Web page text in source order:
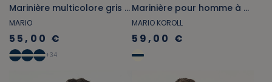
Marinière multicolore gris bleuté et bleu cobalt
MARIO
55,00 €
+34
Marinière pour homme à motifs inspirés de la mer
MARIO KOROLL
59,00 €